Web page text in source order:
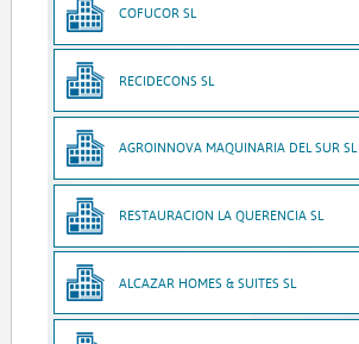
COFUCOR SL
RECIDECONS SL
AGROINNOVA MAQUINARIA DEL SUR SL
RESTAURACION LA QUERENCIA SL
ALCAZAR HOMES & SUITES SL